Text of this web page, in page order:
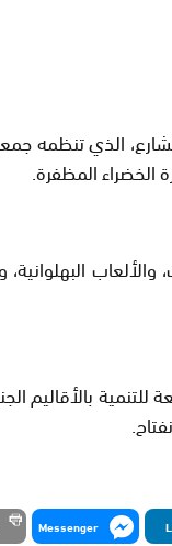
الدولي لفنون الشارع،
الخضراء المظفرة.
بالأقاليم
Messenger